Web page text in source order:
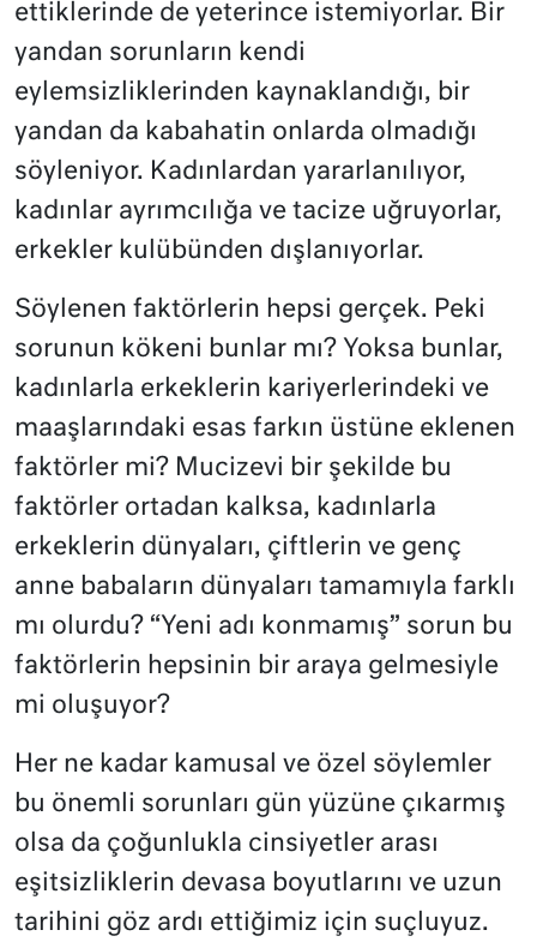
ettiklerinde de yeterince istemiyorlar. Bir
yandan sorunların kendi
eylemsizliklerinden kaynaklandığı, bir
yandan da kabahatin onlarda olmadığı
söyleniyor. Kadınlardan yararlanılıyor,
kadınlar ayrımcılığa ve tacize uğruyorlar,
erkekler kulübünden dışlanıyorlar.
Söylenen faktörlerin hepsi gerçek. Peki
sorunun kökeni bunlar mı? Yoksa bunlar,
kadınlarla erkeklerin kariyerlerindeki ve
maaşlarındaki esas farkın üstüne eklenen
faktörler mi? Mucizevi bir şekilde bu
faktörler ortadan kalksa, kadınlarla
erkeklerin dünyaları, çiftlerin ve genç
anne babaların dünyaları tamamıyla farklı
mı olurdu? “Yeni adı konmamış” sorun bu
faktörlerin hepsinin bir araya gelmesiyle
mi oluşuyor?
Her ne kadar kamusal ve özel söylemler
bu önemli sorunları gün yüzüne çıkarmış
olsa da çoğunlukla cinsiyetler arası
eşitsizliklerin devasa boyutlarını ve uzun
tarihini göz ardı ettiğimiz için suçluyuz.